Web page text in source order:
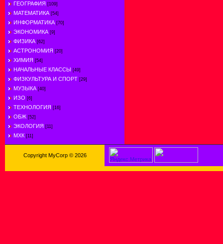
ГЕОГРАФИЯ [109]
МАТЕМАТИКА [54]
ИНФОРМАТИКА [70]
ЭКОНОМИКА [9]
ФИЗИКА [62]
АСТРОНОМИЯ [20]
ХИМИЯ [54]
НАЧАЛЬНЫЕ КЛАССЫ [49]
ФИЗКУЛЬТУРА И СПОРТ [29]
МУЗЫКА [40]
ИЗО [6]
ТЕХНОЛОГИЯ [16]
ОБЖ [52]
ЭКОЛОГИЯ [11]
МХК [11]
Copyright MyCorp © 2026